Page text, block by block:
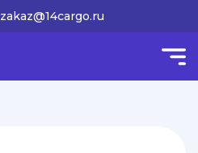
zakaz@14cargo.ru